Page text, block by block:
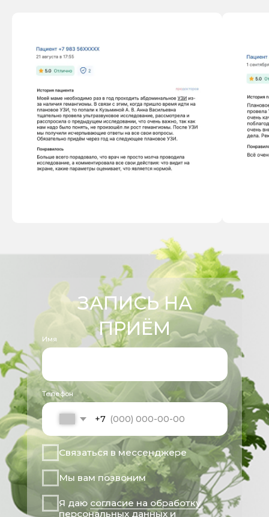
Соц. сети:
Стать частью команды
Генеральный директор
Кушнарева Татьяна Викторовна
Дата государственной
регистрации 25.03.2025
nutriera.clinic@yandex.ru
Политика в отношении обработки
персональных данных
Условия обработки пользовательских
Согласие на обработку персональных
данных
Написать в WhatsApp
Написать в MAX
Имеются противопоказания, необходима
консультация специалиста
Все права защищены 2025